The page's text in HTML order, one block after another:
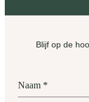
Blijf op de
Naam *